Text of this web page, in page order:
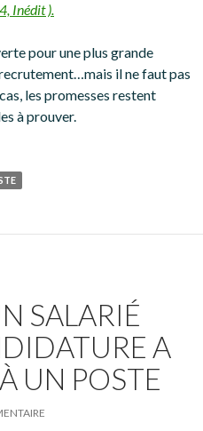
Inédit ).
pour une plus grande
il ne faut pas
les promesses restent
à prouver.
SALARIÉ
A
UN POSTE